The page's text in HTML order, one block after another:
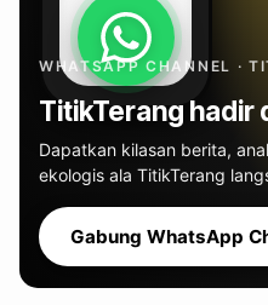
WHATSAPP CHANNEL ·
TitikTerang hadir
Dapatkan kilasan berita,
ekologis ala TitikTerang
Gabung WhatsApp